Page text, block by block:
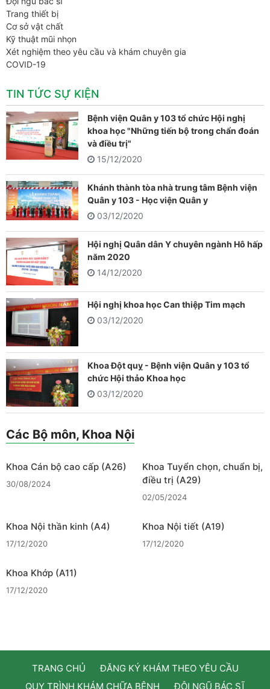
Trang thiết bị
Cơ sở vật chất
Kỹ thuật mũi nhọn
Xét nghiệm theo yêu cầu và khám chuyên gia
COVID-19
TIN TỨC SỰ KIỆN
Bệnh viện Quân y 103 tổ chức Hội nghị
khoa học "Những tiến bộ trong chẩn đoán
và điều trị"
15/12/2020
Khánh thành tòa nhà trung tâm Bệnh viện
Quân y 103 - Học viện Quân y
03/12/2020
Hội nghị Quân dân Y chuyên ngành Hô hấp
năm 2020
14/12/2020
Hội nghị khoa học Can thiệp Tim mạch
03/12/2020
Khoa Đột quỵ - Bệnh viện Quân y 103 tổ
chức Hội thảo Khoa học
03/12/2020
Các Bộ môn, Khoa Nội
Khoa Cán bộ cao cấp (A26)
30/08/2024
Khoa Tuyển chọn, chuẩn bị,
điều trị (A29)
02/05/2024
Khoa Nội thần kinh (A4)
17/12/2020
Khoa Nội tiết (A19)
17/12/2020
Khoa Khớp (A11)
17/12/2020
TRANG CHỦ
ĐĂNG KÝ KHÁM THEO YÊU CẦU
QUY TRÌNH KHÁM CHỮA BỆNH
ĐỘI NGŨ BÁC SĨ